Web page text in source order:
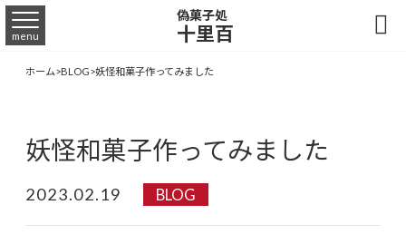
偽菓子処
十里百
menu 
ホーム>BLOG>妖怪和菓子作ってみました
妖怪和菓子作ってみました
2023.02.19 BLOG